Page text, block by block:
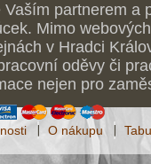
Vaším partnerem a
Mimo
v Hradci
oděvy či
nejen pro
O nákupu